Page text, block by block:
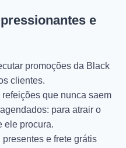
e
promoções da Black
clientes.
que nunca saem
para atrair o
ele procura.
e frete grátis